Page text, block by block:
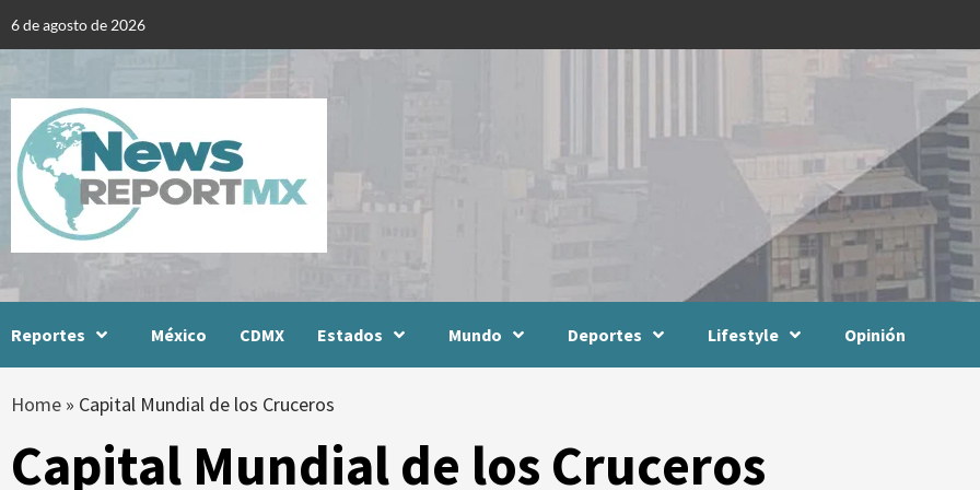
6 de agosto de 2026
Reportes México CDMX Estados Mundo Deportes Lifestyle Opinión
Home » Capital Mundial de los Cruceros
Capital Mundial de los Cruceros